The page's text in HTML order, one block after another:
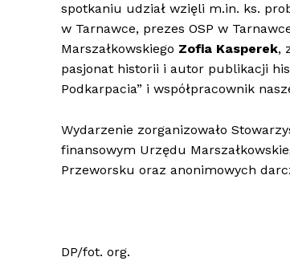
spotkaniu udział wzięli m.in. ks.
w Tarnawce, prezes OSP w
Marszałkowskiego Zofia Kasperek,
pasjonat historii i autor publikacji
Podkarpacia” i współpracownik
Wydarzenie zorganizowało
finansowym Urzędu
Przeworsku oraz anonimowych
DP/fot. org.